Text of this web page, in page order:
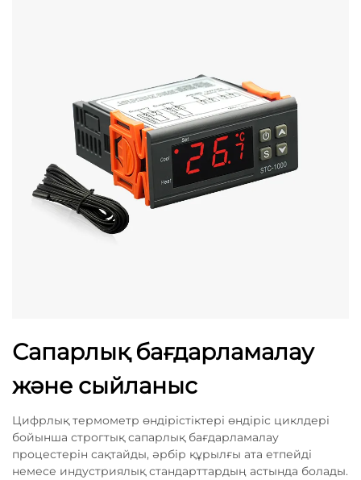
Сапарлық бағдарламалау
және сыйланыс
Цифрлық термометр өндірістіктері өндіріс циклдері
бойынша строгтық сапарлық бағдарламалау
процестерін сақтайды, әрбір құрылғы ата етпейді
немесе индустриялық стандарттардың астында болады.